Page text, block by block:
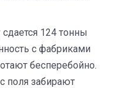
124 тонны
с фабриками
бесперебойно.
поля забирают